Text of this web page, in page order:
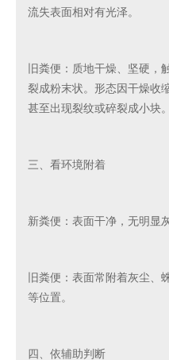
流失表面相对有光泽。
旧粪便：质地干燥、坚硬，
裂成粉末状。形态因干燥收
甚至出现裂纹或碎裂成小块。
三、看环境附着
新粪便：表面干净，无明显
旧粪便：表面常附着灰尘、
等位置。
四、依辅助判断